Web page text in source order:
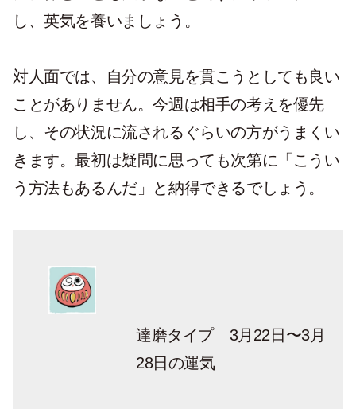
し、英気を養いましょう。
対人面では、自分の意見を貫こうとしても良い
ことがありません。今週は相手の考えを優先
し、その状況に流されるぐらいの方がうまくい
きます。最初は疑問に思っても次第に「こうい
う方法もあるんだ」と納得できるでしょう。
達磨タイプ 3月22日〜3月
28日の運気